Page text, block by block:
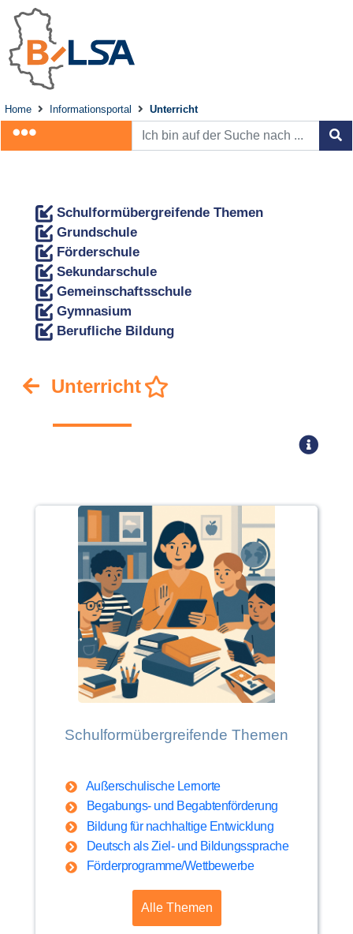
Home Informationsportal Unterricht
Schulformübergreifende Themen
Grundschule
Förderschule
Sekundarschule
Gemeinschaftsschule
Gymnasium
Berufliche Bildung
Unterricht
Schulformübergreifende Themen
Außerschulische Lernorte
Begabungs- und Begabtenförderung
Bildung für nachhaltige Entwicklung
Deutsch als Ziel- und Bildungssprache
Förderprogramme/Wettbewerbe
Alle Themen